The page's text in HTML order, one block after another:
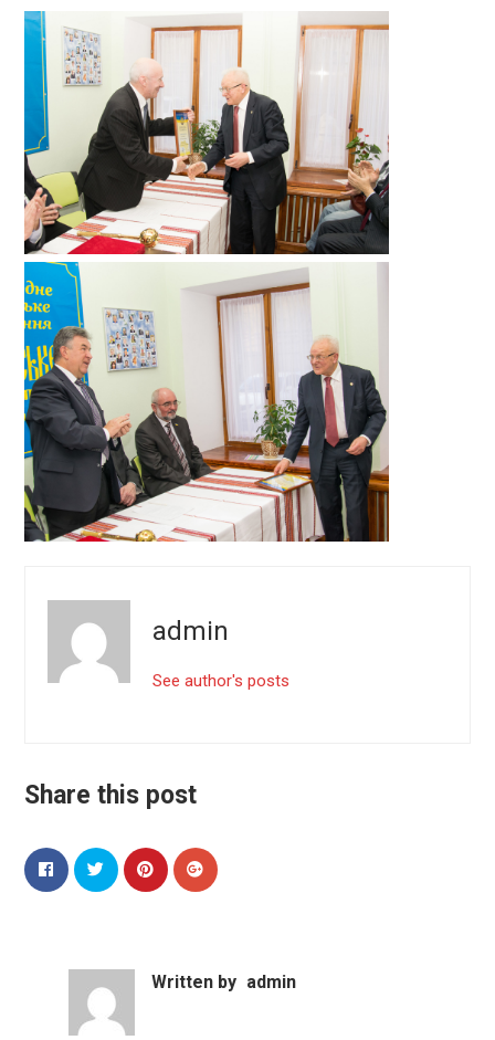
admin
See author's posts
Share this post
Written by admin